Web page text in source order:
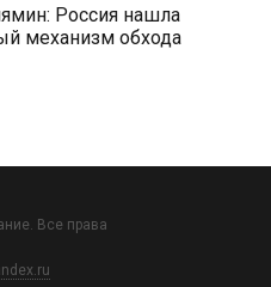
Россия нашла
механизм обхода
Все права